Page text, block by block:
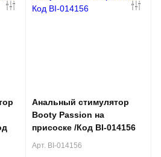
Анальный стимулятор
Booty Passion на
присоске /Код BI-014156
Арт. BI-014156